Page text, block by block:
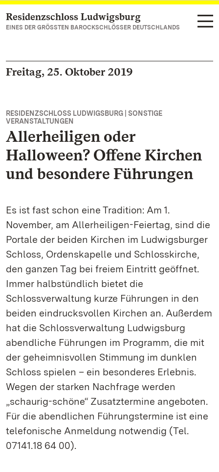
Zum Hauptinhalt springen
Residenzschloss Ludwigsburg
EINES DER GRÖSSTEN BAROCKSCHLÖSSER DEUTSCHLANDS
Freitag, 25. Oktober 2019
RESIDENZSCHLOSS LUDWIGSBURG | SONSTIGE
VERANSTALTUNGEN
Allerheiligen oder
Halloween? Offene Kirchen
und besondere Führungen
Es ist fast schon eine Tradition: Am 1.
November, am Allerheiligen-Feiertag, sind die
Portale der beiden Kirchen im Ludwigsburger
Schloss, Ordenskapelle und Schlosskirche,
den ganzen Tag bei freiem Eintritt geöffnet.
Immer halbstündlich bietet die
Schlossverwaltung kurze Führungen in den
beiden eindrucksvollen Kirchen an. Außerdem
hat die Schlossverwaltung Ludwigsburg
abendliche Führungen im Programm, die mit
der geheimnisvollen Stimmung im dunklen
Schloss spielen – ein besonderes Erlebnis.
Wegen der starken Nachfrage werden
„schaurig-schöne“ Zusatztermine angeboten.
Für die abendlichen Führungstermine ist eine
telefonische Anmeldung notwendig (Tel.
07141.18 64 00).